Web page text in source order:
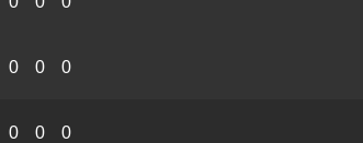
0
0
0
0
0
0